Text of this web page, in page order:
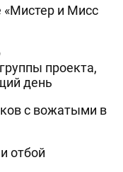
«Мистер и Мисс
проекта,
день
с вожатыми в
отбой